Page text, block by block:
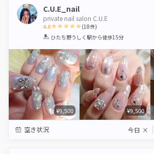
C.U.E_nail
private nail salon C.U.E
4.8
1 2 3 4 5
(18件)
ひたち野うしく駅から徒歩15分
¥9,500 ¥9,500
空き状況 今日 ×